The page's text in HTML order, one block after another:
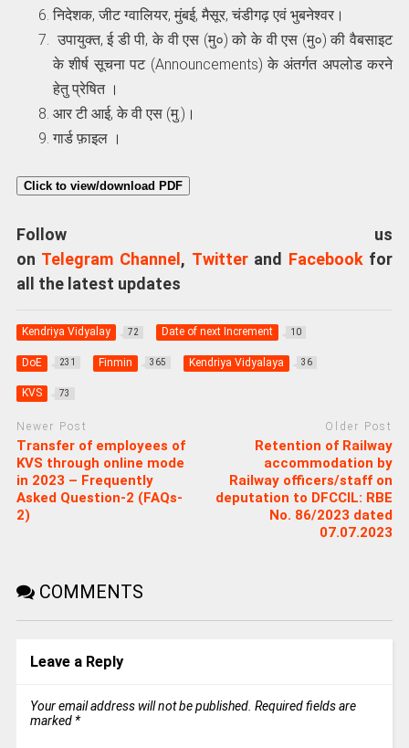
निदेशक, जीट ग्वालियर, मुंबई, मैसूर, चंडीगढ़ एवं भुबनेश्‍वर।
उपायुक्‍त, ई डी पी, के वी एस (मु०) को के वी एस (मु०) की वैबसाइट
के शीर्ष सूचना पट (Announcements) के अंतर्गत अपलोड करने
हेतु प्रेषित ।
आर टी आई, के वी एस (मु.)।
गार्ड फ़ाइल ।
Click to view/download PDF
Follow us
on Telegram Channel , Twitterand Facebookfor
all the latest updates
Kendriya Vidyalay 72 Date of next Increment 10
DoE 231 Finmin 365 Kendriya Vidyalaya 36
KVS 73
Newer Post
Transfer of employees of
KVS through online mode
in 2023 – Frequently
Asked Question-2 (FAQs-
2)
Older Post
Retention of Railway
accommodation by
Railway officers/staff on
deputation to DFCCIL: RBE
No. 86/2023 dated
07.07.2023
COMMENTS
Leave a Reply
Your email address will not be published. Required fields are
marked *